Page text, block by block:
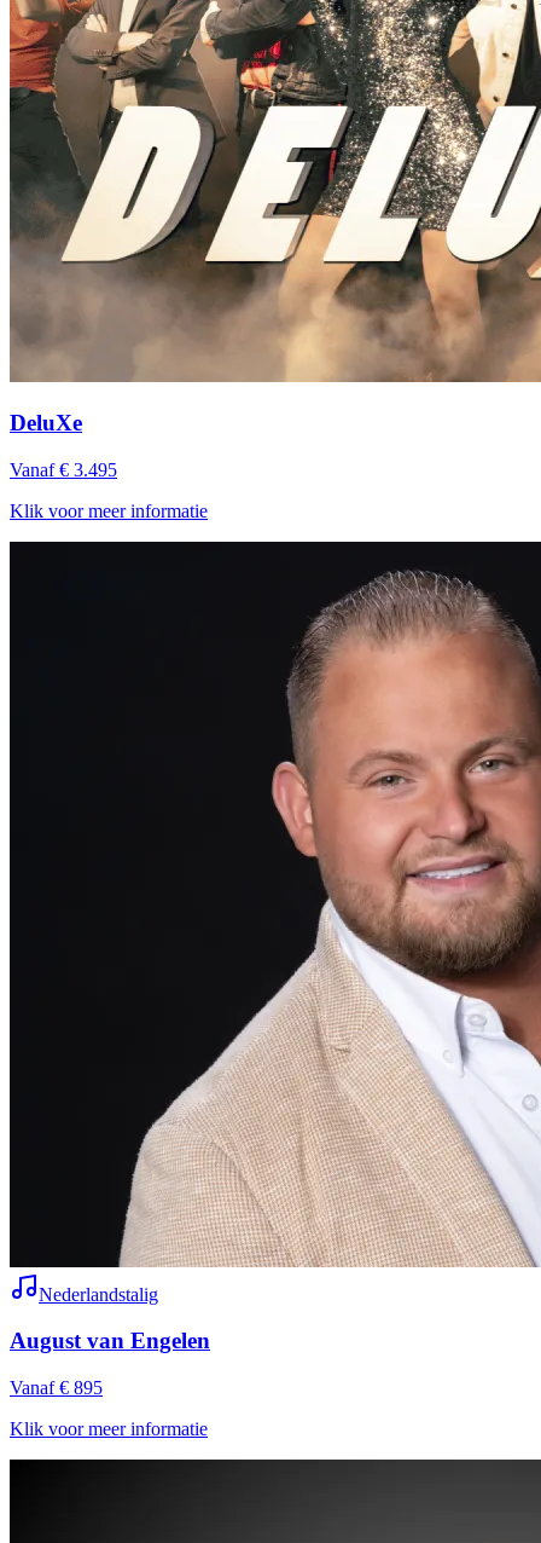
DeluXe
Vanaf € 3.495
Klik voor meer informatie
Nederlandstalig
August van Engelen
Vanaf € 895
Klik voor meer informatie